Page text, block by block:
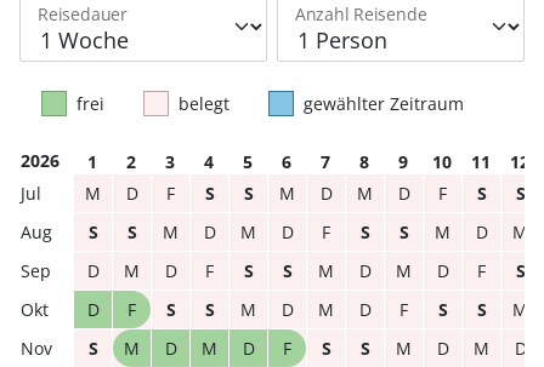
Reisedauer Anzahl Reisende
frei belegt gewählter Zeitraum
2026 1 2 3 4 5 6 7 8 9 10 11
12
M
D F S S M D M D F S
S
S
S M D M D F S S M D
M
D
M D F S S M D M D F
S
D
F S S M D M D F S S
M
S
M D M D F S S M D M
D